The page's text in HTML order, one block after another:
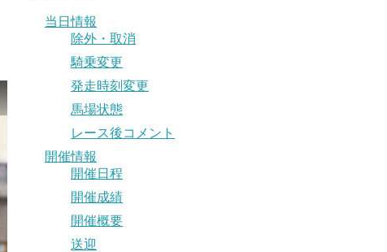
当日情報
除外・取消
騎乗変更
発走時刻変更
馬場状態
レース後コメント
開催情報
開催日程
開催成績
開催概要
送迎